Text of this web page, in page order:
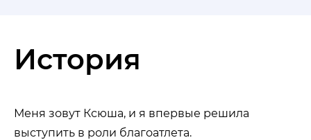
История
Меня зовут Ксюша, и я впервые решила
выступить в роли благоатлета.